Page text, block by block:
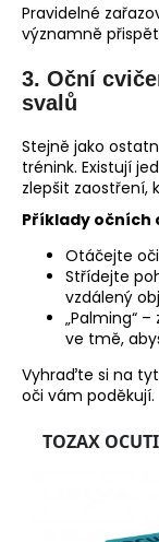
Pravidelné
významně
3. Oční
svalů
Stejně jako
trénink. Existují
zlepšit zaostření,
Příklady očních
Otáčejte
Střídejte
vzdálený
„Palming“
ve tmě,
Vyhraďte si na
oči vám poděkují.